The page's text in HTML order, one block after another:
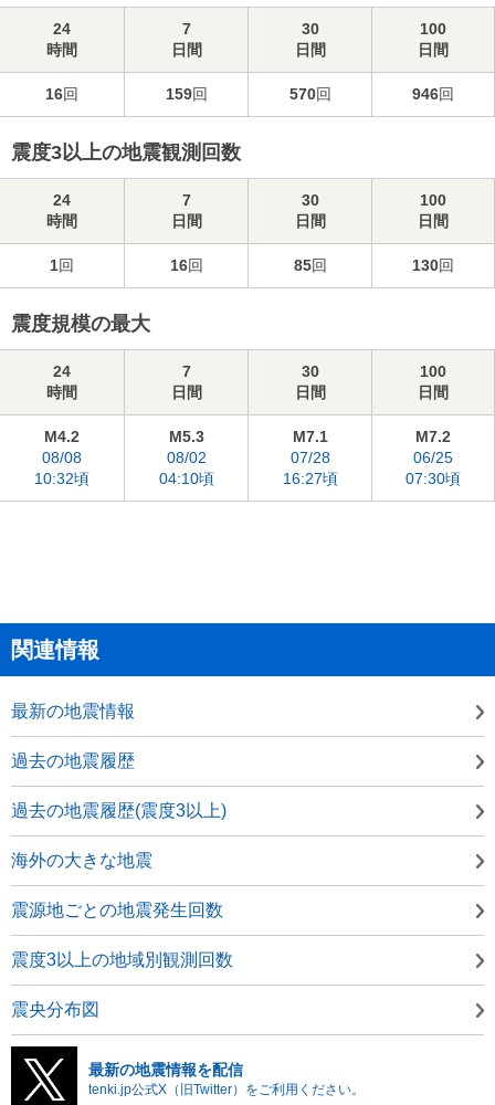
24
時間
7
日間
30
日間
100
日間
16回 159回 570回 946回
震度3以上の地震観測回数
24
時間
7
日間
30
日間
100
日間
1回 16回 85回 130回
震度規模の最大
24
時間
7
日間
30
日間
100
日間
M4.2
08/08
10:32頃
M5.3
08/02
04:10頃
M7.1
07/28
16:27頃
M7.2
06/25
07:30頃
関連情報
最新の地震情報
過去の地震履歴
過去の地震履歴(震度3以上)
海外の大きな地震
震源地ごとの地震発生回数
震度3以上の地域別観測回数
震央分布図
最新の地震情報を配信
tenki.jp公式X（旧Twitter）をご利用ください。